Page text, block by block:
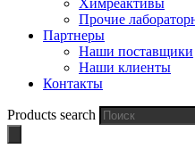
Химреактивы
Прочие
Партнеры
Наши поставщики
Наши клиенты
Контакты
Products search